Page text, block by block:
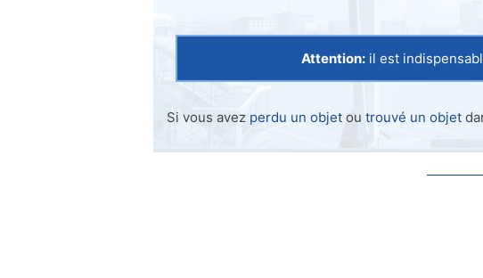
Attention: il est
Si vous avez perdu un objet ou trouvé un objet